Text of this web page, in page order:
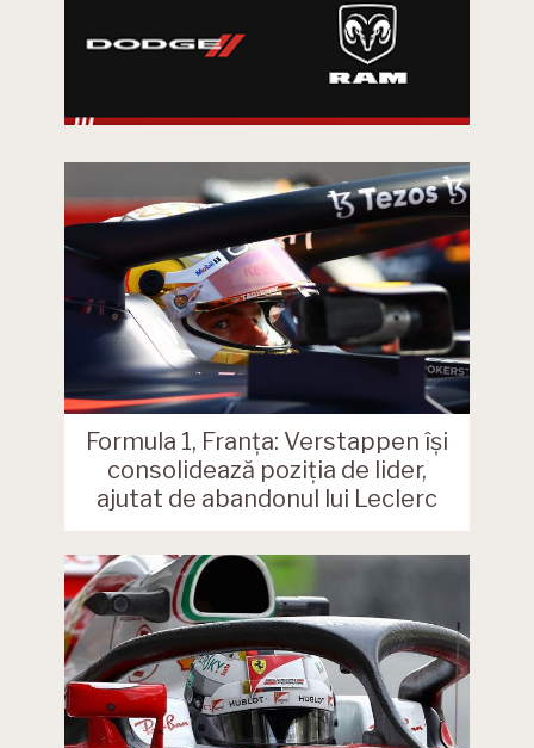
Formula 1, Franța: Verstappen își
consolidează poziția de lider,
ajutat de abandonul lui Leclerc